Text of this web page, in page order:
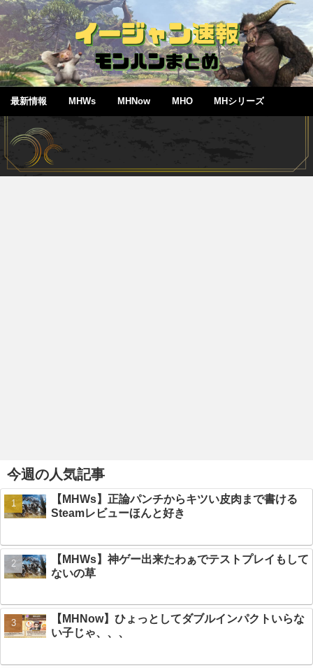
最新情報 MHWs MHNow MHO MHシリーズ
今週の人気記事
【MHWs】正論パンチからキツい皮肉まで書ける
Steamレビューほんと好き
【MHWs】神ゲー出来たわぁでテストプレイもして
ないの草
【MHNow】ひょっとしてダブルインパクトいらな
い子じゃ、、、